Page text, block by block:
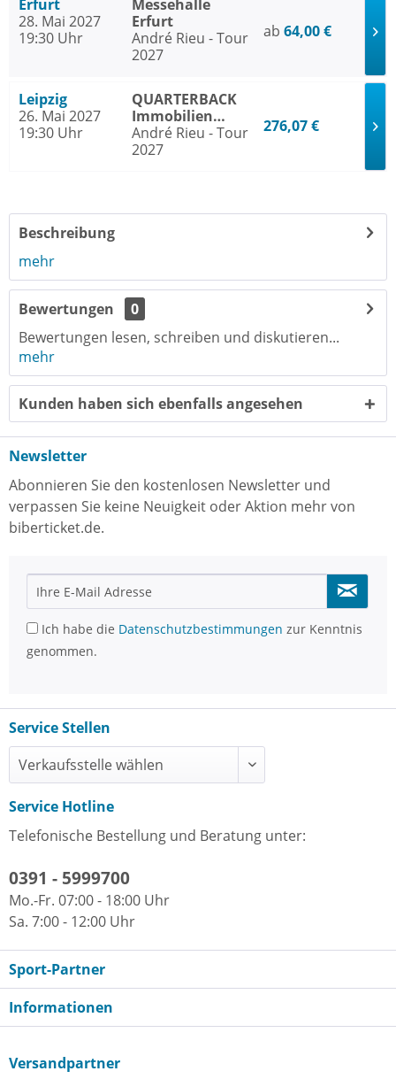
Erfurt
28. Mai 2027
19:30 Uhr
Messehalle
Erfurt
André Rieu - Tour
2027
ab 64,00 €
Leipzig
26. Mai 2027
19:30 Uhr
QUARTERBACK
Immobilien
ARENA Leipzig
André Rieu - Tour
2027
276,07 €
Beschreibung
mehr
Bewertungen
0
Bewertungen lesen, schreiben und diskutieren...
mehr
Kunden haben sich ebenfalls angesehen
Newsletter
Abonnieren Sie den kostenlosen Newsletter und
verpassen Sie keine Neuigkeit oder Aktion mehr von
biberticket.de.
Ich habe die Datenschutzbestimmungen zur Kenntnis
genommen.
Service Stellen
Service Hotline
Telefonische Bestellung und Beratung unter:
0391 - 5999700
Mo.-Fr. 07:00 - 18:00 Uhr
Sa. 7:00 - 12:00 Uhr
Sport-Partner
Informationen
Versandpartner